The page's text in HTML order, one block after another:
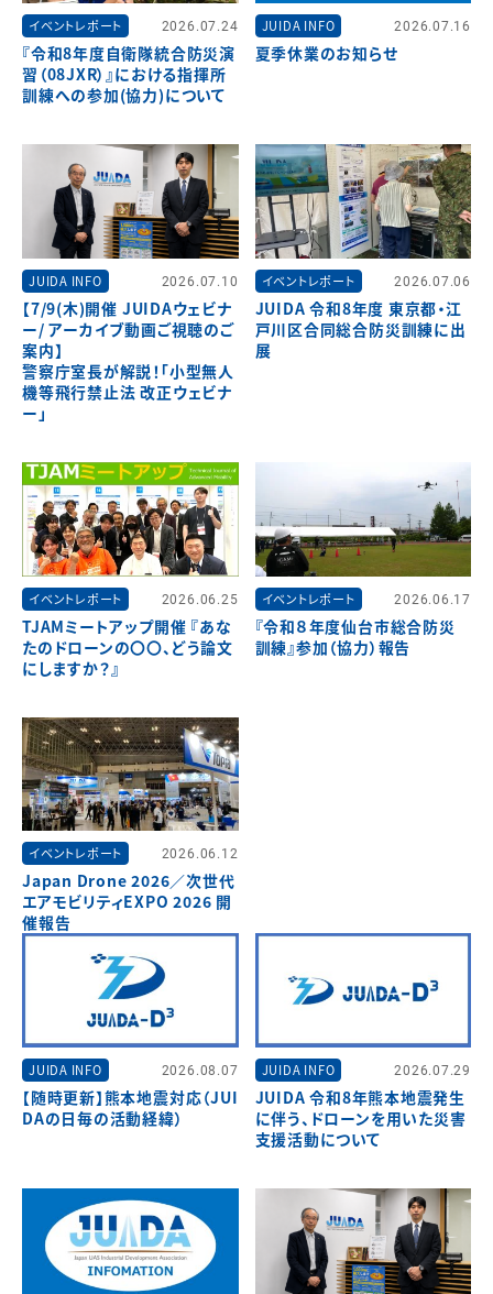
イベントレポート 2026.07.24
『令和8年度自衛隊統合防災演
習（08JXR）』における指揮所
訓練への参加(協力)について
JUIDA INFO 2026.07.16
夏季休業のお知らせ
JUIDA INFO 2026.07.10
【7/9(木)開催 JUIDAウェビナ
ー/ アーカイブ動画ご視聴のご
案内】
警察庁室長が解説！「小型無人
機等飛行禁止法 改正ウェビナ
ー」
イベントレポート 2026.07.06
JUIDA 令和8年度 東京都・江
戸川区合同総合防災訓練に出
展
イベントレポート 2026.06.25
TJAMミートアップ開催 『あな
たのドローンの〇〇、どう論文
にしますか？』
イベントレポート 2026.06.17
『令和８年度仙台市総合防災
訓練』参加（協力）報告
イベントレポート 2026.06.12
Japan Drone 2026／次世代
エアモビリティEXPO 2026 開
催報告
JUIDA INFO 2026.08.07
【随時更新】熊本地震対応（JUI
DAの日毎の活動経緯）
JUIDA INFO 2026.07.29
JUIDA 令和8年熊本地震発生
に伴う、ドローンを用いた災害
支援活動について